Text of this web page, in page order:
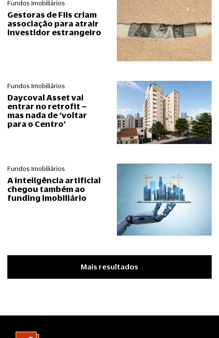
Fundos Imobiliários
Gestoras de FIIs criam
associação para atrair
investidor estrangeiro
Fundos Imobiliários
Daycoval Asset vai
entrar no retrofit –
mas nada de ‘voltar
para o Centro’
Fundos Imobiliários
A inteligência artificial
chegou também ao
funding imobiliário
Mais resultados